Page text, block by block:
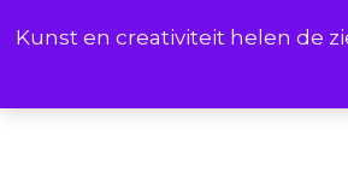
Kunst en creativiteit helen de